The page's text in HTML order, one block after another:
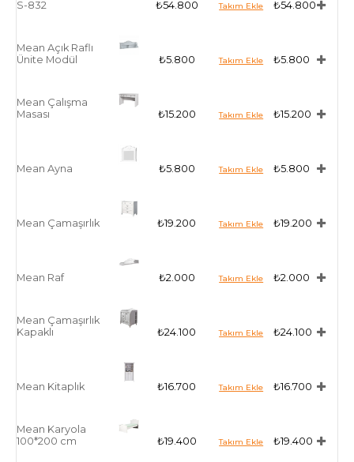
S-832
₺54.800 ₺54.800
Mean Açık Raflı
Ünite Modül
₺5.800 ₺5.800
Mean Çalışma
Masası
₺15.200 ₺15.200
Mean Ayna ₺5.800 ₺5.800
Mean Çamaşırlık ₺19.200 ₺19.200
Mean Raf ₺2.000 ₺2.000
Mean Çamaşırlık
Kapaklı
₺24.100 ₺24.100
Mean Kitaplık ₺16.700 ₺16.700
Mean Karyola
100*200 cm
₺19.400 ₺19.400